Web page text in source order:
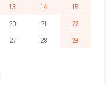
13 14
15
20 21
22
27 28
29